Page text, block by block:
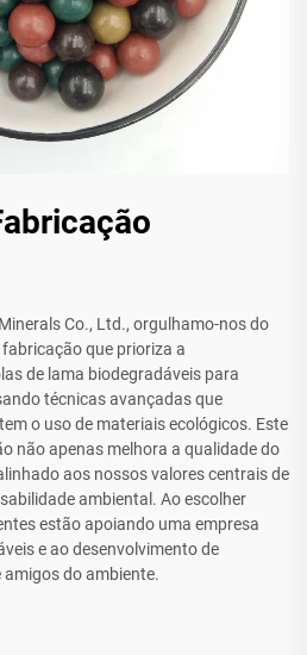
Co., Ltd., orgulhamo-nos do
que prioriza a
de lama biodegradáveis para
técnicas avançadas que
o uso de materiais ecológicos. Este
não apenas melhora a qualidade do
aos nossos valores centrais de
ambiental. Ao escolher
estão apoiando uma empresa
e ao desenvolvimento de
do ambiente.